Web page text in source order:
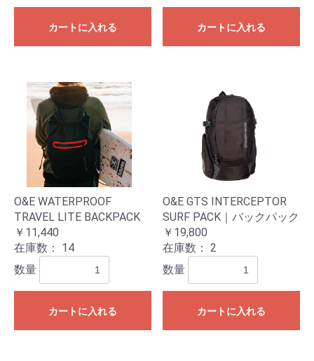
カートに入れる カートに入れる
O&E WATERPROOF
TRAVEL LITE BACKPACK
￥11,440
在庫数： 14
数量
カートに入れる
O&E GTS INTERCEPTOR
SURF PACK｜バックパック
￥19,800
在庫数： 2
数量
カートに入れる